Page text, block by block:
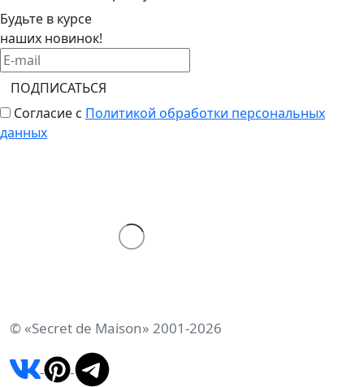
Будьте в курсе
наших новинок!
ПОДПИСАТЬСЯ
Согласие с Политикой обработки персональных
данных
© «Secret de Maison» 2001-2026